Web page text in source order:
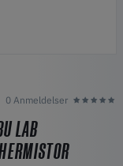
0 Anmeldelser
LAB